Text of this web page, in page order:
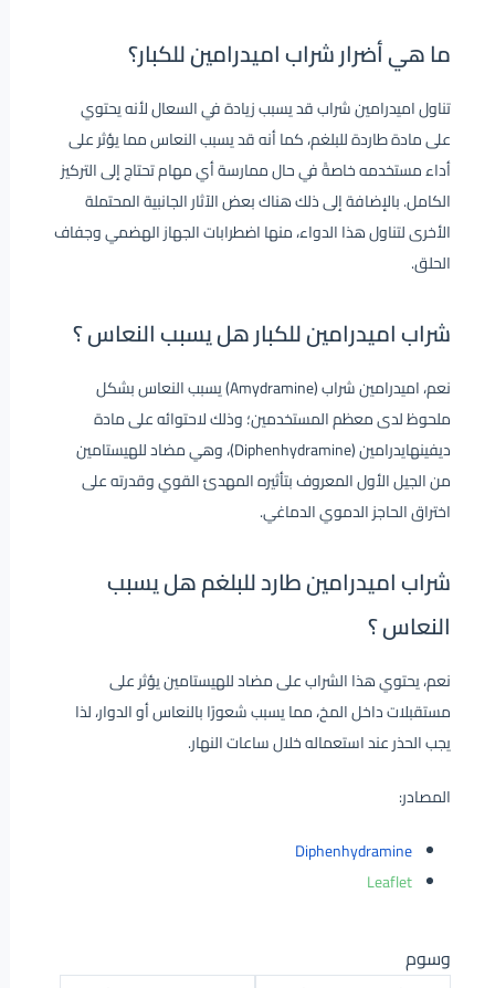
ما هي أضرار شراب اميدرامين للكبار؟
تناول اميدرامين شراب قد يسبب زيادة في السعال لأنه يحتوي
على مادة طاردة للبلغم، كما أنه قد يسبب النعاس مما يؤثر على
أداء مستخدمه خاصةً في حال ممارسة أي مهام تحتاج إلى التركيز
الكامل. بالإضافة إلى ذلك هناك بعض الآثار الجانبية المحتملة
الأخرى لتناول هذا الدواء، منها اضطرابات الجهاز الهضمي وجفاف
الحلق.
شراب اميدرامين للكبار هل يسبب النعاس ؟
نعم، اميدرامين شراب (Amydramine) يسبب النعاس بشكل
ملحوظ لدى معظم المستخدمين؛ وذلك لاحتوائه على مادة
ديفينهايدرامين (Diphenhydramine)، وهي مضاد للهيستامين
من الجيل الأول المعروف بتأثيره المهدئ القوي وقدرته على
اختراق الحاجز الدموي الدماغي.
شراب اميدرامين طارد للبلغم هل يسبب
النعاس ؟
نعم، يحتوي هذا الشراب على مضاد للهيستامين يؤثر على
مستقبلات داخل المخ، مما يسبب شعورًا بالنعاس أو الدوار، لذا
يجب الحذر عند استعماله خلال ساعات النهار.
المصادر:
Diphenhydramine
Leaflet
وسوم